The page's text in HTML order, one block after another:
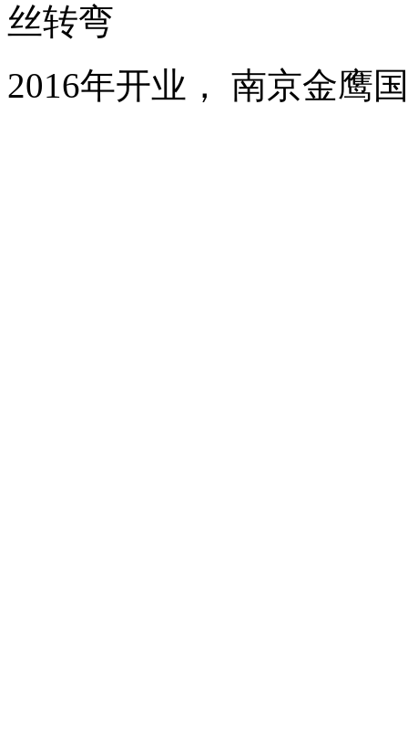
丝转弯
2016年开业， 南京金